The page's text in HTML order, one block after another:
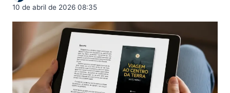
10 de abril de 2026 08:35